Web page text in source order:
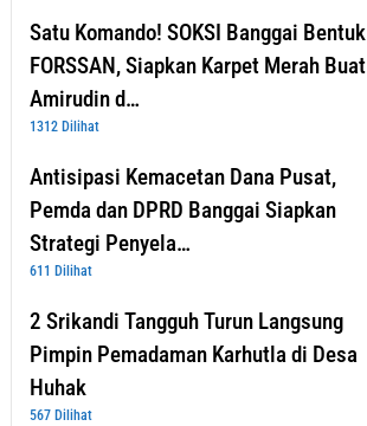
Satu Komando! SOKSI Banggai Bentuk
FORSSAN, Siapkan Karpet Merah Buat
Amirudin d…
1312 Dilihat
Antisipasi Kemacetan Dana Pusat,
Pemda dan DPRD Banggai Siapkan
Strategi Penyela…
611 Dilihat
2 Srikandi Tangguh Turun Langsung
Pimpin Pemadaman Karhutla di Desa
Huhak
567 Dilihat